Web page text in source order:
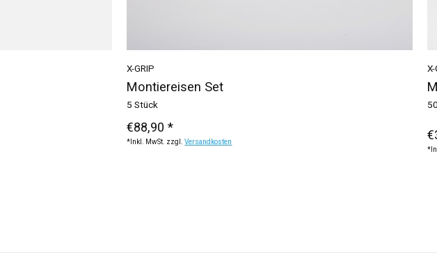
X-GRIP
Montiereisen Set
5 Stück
€88,90 *
*Inkl. MwSt. zzgl.Versandkosten